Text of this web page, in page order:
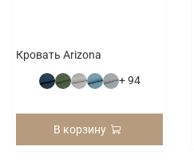
Кровать Arizona
+ 94
В корзину